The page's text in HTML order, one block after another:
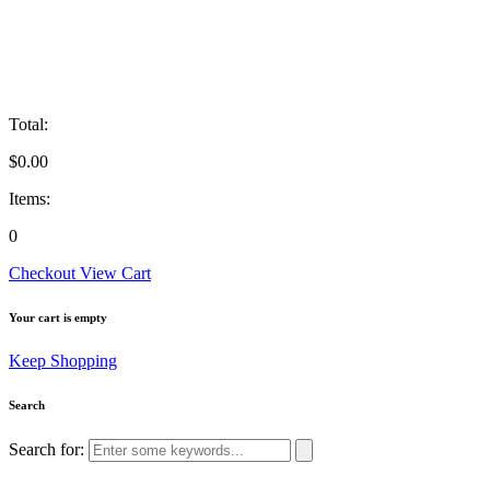
Total:
$0.00
Items:
0
Checkout View Cart
Your cart is empty
Keep Shopping
Search
Search for: